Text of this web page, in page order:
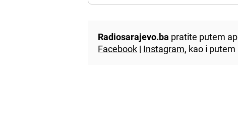
Radiosarajevo.ba pratite putem
Facebook | Instagram, kao i